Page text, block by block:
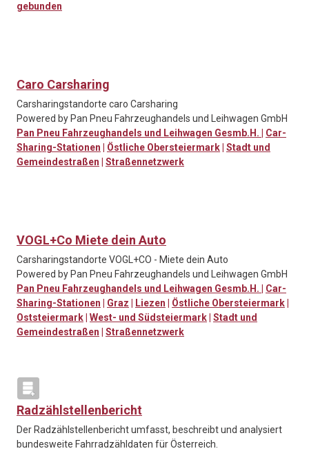
gebunden
Caro Carsharing
Carsharingstandorte caro Carsharing
Powered by Pan Pneu Fahrzeughandels und Leihwagen GmbH
Pan Pneu Fahrzeughandels und Leihwagen Gesmb.H.
Car-
Sharing-Stationen
Östliche Obersteiermark Stadt und
Gemeindestraßen
Straßennetzwerk
VOGL+Co Miete dein Auto
Carsharingstandorte VOGL+CO - Miete dein Auto
Powered by Pan Pneu Fahrzeughandels und Leihwagen GmbH
Pan Pneu Fahrzeughandels und Leihwagen Gesmb.H.
Car-
Sharing-Stationen
Graz Liezen Östliche Obersteiermark
Oststeiermark West- und Südsteiermark Stadt und
Gemeindestraßen
Straßennetzwerk
Radzählstellenbericht
Der Radzählstellenbericht umfasst, beschreibt und analysiert
bundesweite Fahrradzähldaten für Österreich.